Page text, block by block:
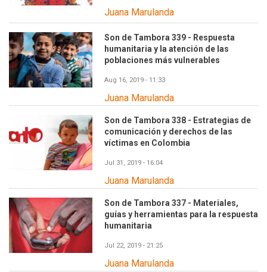
Juana Marulanda
Son de Tambora 339 - Respuesta
humanitaria y la atención de las
poblaciones más vulnerables
Aug 16, 2019 - 11:33
Juana Marulanda
Son de Tambora 338 - Estrategias de
comunicación y derechos de las
víctimas en Colombia
Jul 31, 2019 - 16:04
Juana Marulanda
Son de Tambora 337 - Materiales,
guías y herramientas para la respuesta
humanitaria
Jul 22, 2019 - 21:25
Juana Marulanda